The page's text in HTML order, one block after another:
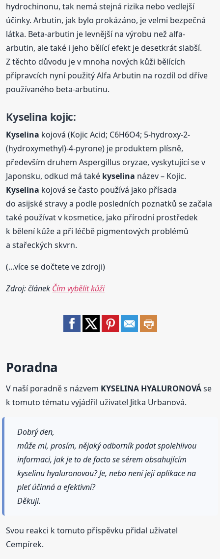
hydrochinonu, tak nemá stejná rizika nebo vedlejší
účinky. Arbutin, jak bylo prokázáno, je velmi bezpečná
látka. Beta-arbutin je levnější na výrobu než alfa-
arbutin, ale také i jeho bělící efekt je desetkrát slabší.
Z těchto důvodu je v mnoha nových kůži bělících
přípravcích nyní použitý Alfa Arbutin na rozdíl od dříve
používaného beta-arbutinu.
Kyselina kojic:
Kyselina kojová (Kojic Acid; C6H6O4; 5-hydroxy-2-
(hydroxymethyl)-4-pyrone) je produktem plísně,
především druhem Aspergillus oryzae, vyskytující se v
Japonsku, odkud má také kyselina název – Kojic.
Kyselina kojová se často používá jako přísada
do asijské stravy a podle posledních poznatků se začala
také používat v kosmetice, jako přírodní prostředek
k bělení kůže a při léčbě pigmentových problémů
a stařeckých skvrn.
(...více se dočtete ve zdroji)
Zdroj: článek Čím vybělit kůži
Poradna
V naší poradně s názvem KYSELINA HYALURONOVÁse
k tomuto tématu vyjádřil uživatel Jitka Urbanová.
Dobrý den,
může mi, prosím, nějaký odborník podat spolehlivou
informaci, jak je to de facto se sérem obsahujícím
kyselinu hyaluronovou? Je, nebo není její aplikace na
pleť účinná a efektivní?
Děkuji.
Svou reakci k tomuto příspěvku přidal uživatel
Cempírek.